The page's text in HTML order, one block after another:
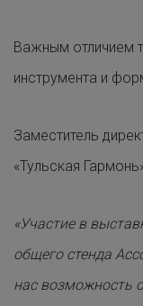
Важным отличием
инструмента и
Заместитель
«Тульская
«Участие в
общего стенда
нас возможность